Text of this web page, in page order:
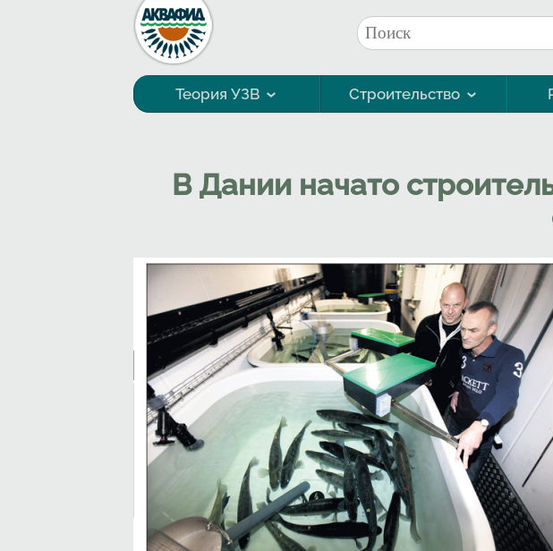
Перейти к основному содержанию
Форма поиска
Поиск
Теория УЗВ Строительство
В Дании начато